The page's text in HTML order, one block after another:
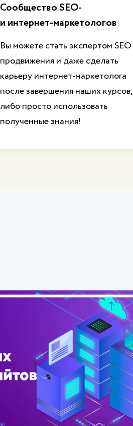
Сообщество SEO-
и интернет-маркетологов
Вы можете стать экспертом SEO
продвижения и даже сделать
карьеру интернет-маркетолога
после завершения наших курсов,
либо просто использовать
полученные знания!